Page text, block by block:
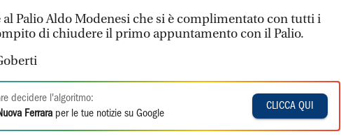
al Palio Aldo Modenesi che si è complimentato con tutti i
di chiudere il primo appuntamento con il Palio.
decidere l'algoritmo:
Ferrara per le tue notizie su Google
CLICCA QUI